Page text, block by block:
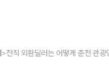
>전직 외환딜러는 어떻게 춘천 관